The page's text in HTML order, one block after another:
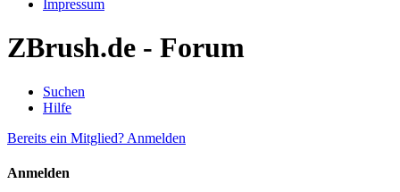
Impressum
ZBrush.de - Forum
Suchen
Hilfe
Bereits ein Mitglied? Anmelden
Anmelden